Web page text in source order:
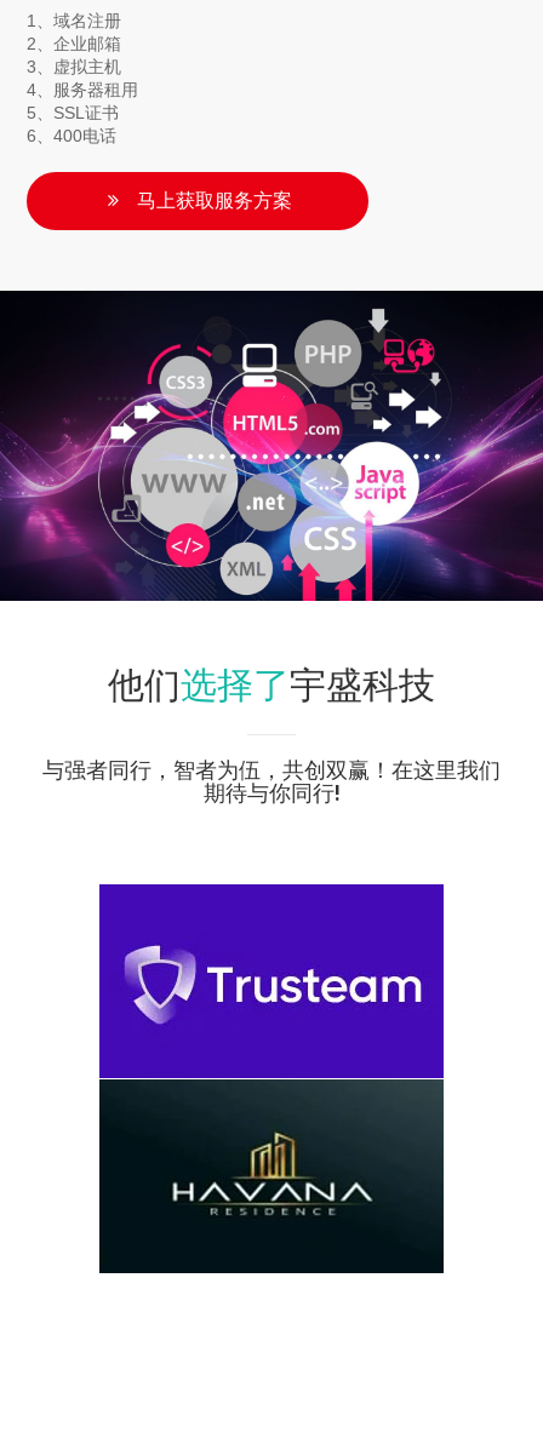
1、域名注册
2、企业邮箱
3、虚拟主机
4、服务器租用
5、SSL证书
6、400电话
马上获取服务方案
他们选择了宇盛科技
与强者同行，智者为伍，共创双赢！在这里我们
期待与你同行!